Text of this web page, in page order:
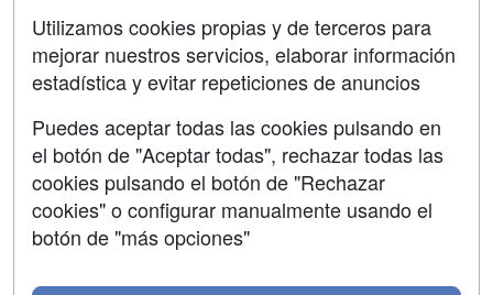
Copyleft
Grupo formazion:
Utilizamos cookies propias y de terceros para
mejorar nuestros servicios, elaborar información
estadística y evitar repeticiones de anuncios
Puedes aceptar todas las cookies pulsando en
el botón de "Aceptar todas", rechazar todas las
cookies pulsando el botón de "Rechazar
cookies" o configurar manualmente usando el
botón de "más opciones"